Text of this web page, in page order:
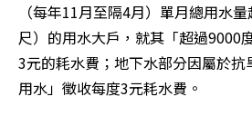
（每年11月至隔4月）單月總用水
尺）的用水大戶，就其「超過9000
3元的耗水費；地下水部分因屬於抗
用水」徵收每度3元耗水費。